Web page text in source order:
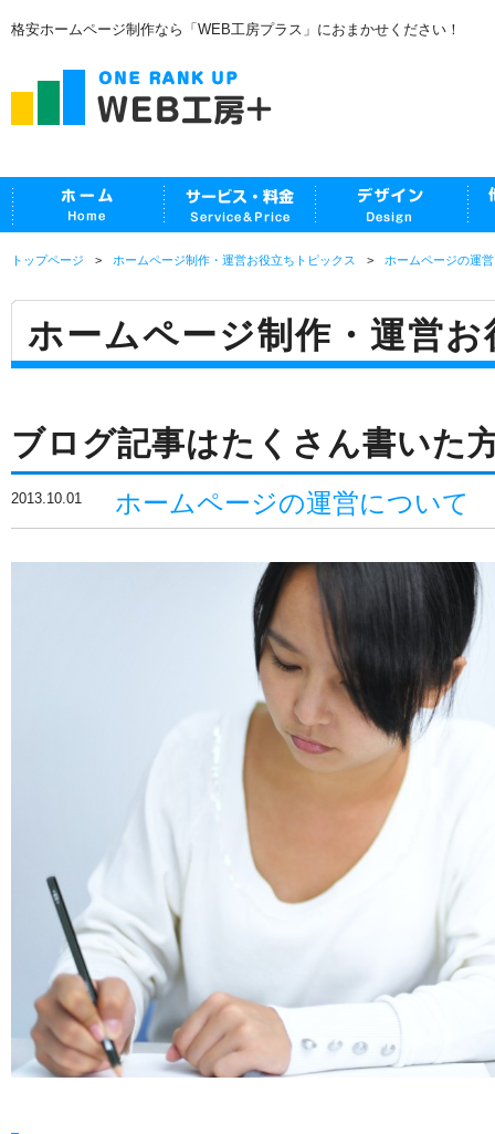
格安ホームページ制作なら「WEB工房プラス」におまかせください！
トップページ ホームページ制作・運営お役立ちトピックス ホームページの運
ホームページ制作・運営
ブログ記事はたくさん書いた
2013.10.01 ホームページの運営について